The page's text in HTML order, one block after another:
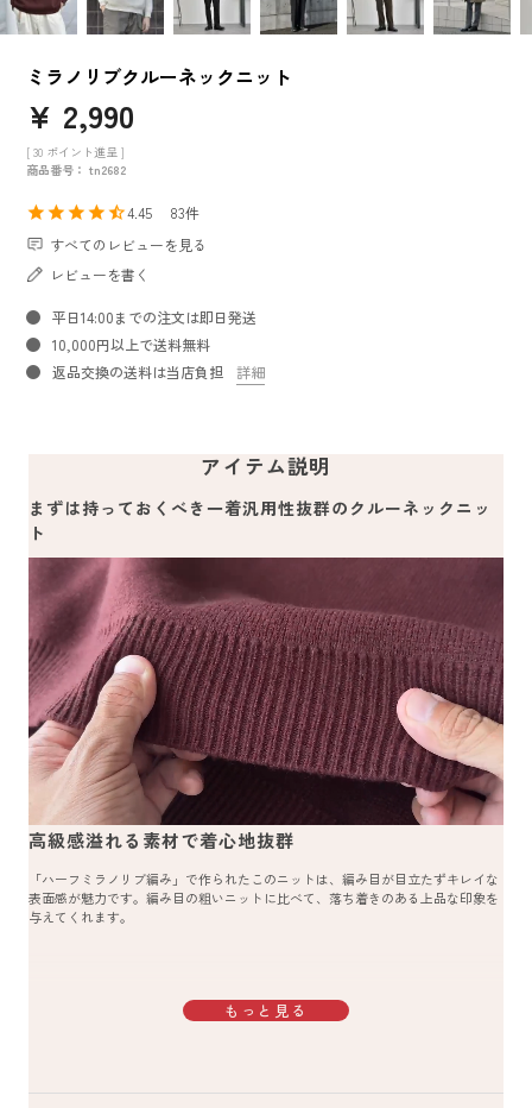
ミラノリブクルーネックニット
¥ 2,990
[ 30 ポイント進呈 ]
商品番号
tn2682
4.45
83
すべてのレビューを見る
レビューを書く
平日14:00までの注文は即日発送
10,000円以上で送料無料
返品交換の送料は当店負担
詳細
アイテム説明
まずは持っておくべき一着汎用性抜群のクルーネックニッ
ト
高級感溢れる素材で着心地抜群
「ハーフミラノリブ編み」で作られたこのニットは、編み目が目立たずキレイな
表面感が魅力です。編み目の粗いニットに比べて、落ち着きのある上品な印象を
与えてくれます。
もっと見る